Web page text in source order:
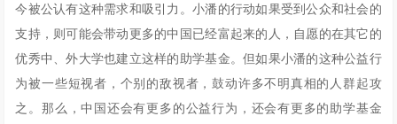
今被公认有这种需求和吸引力。小潘的行动如果受到公众和社会的
支持，则可能会带动更多的中国已经富起来的人，自愿的在其它的
优秀中、外大学也建立这样的助学基金。但如果小潘的这种公益行
为被一些短视者，个别的敌视者，鼓动许多不明真相的人群起攻
之。那么，中国还会有更多的公益行为，还会有更多的助学基金